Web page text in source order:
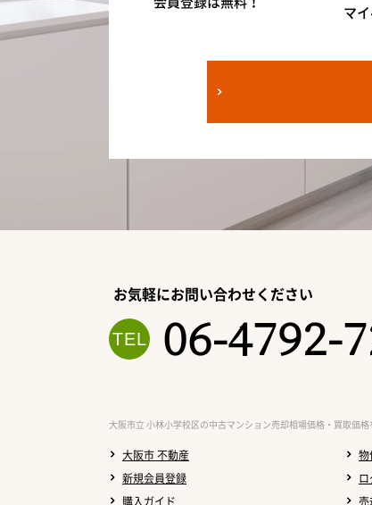
マ
お気軽にお問い合わせください
06-4792-
大阪市立 小林小学校区の中古マンション売却相場価格・買取価
大阪市 不動産
物
新規会員登録
購入ガイド
売